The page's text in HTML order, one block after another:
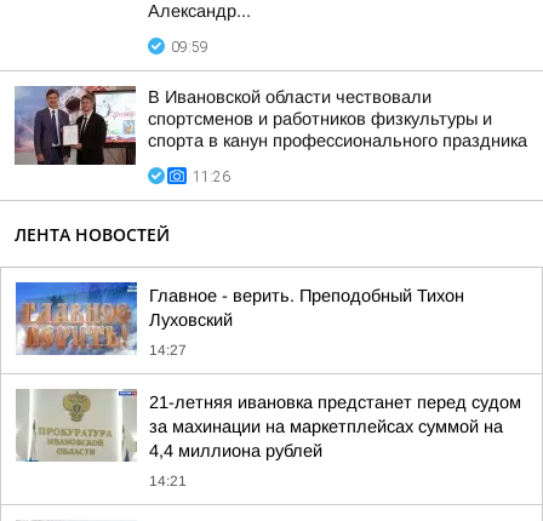
Александр...
09:59
В Ивановской области чествовали
спортсменов и работников физкультуры и
спорта в канун профессионального праздника
11:26
ЛЕНТА НОВОСТЕЙ
Главное - верить. Преподобный Тихон
Луховский
14:27
21-летняя ивановка предстанет перед судом
за махинации на маркетплейсах суммой на
4,4 миллиона рублей
14:21